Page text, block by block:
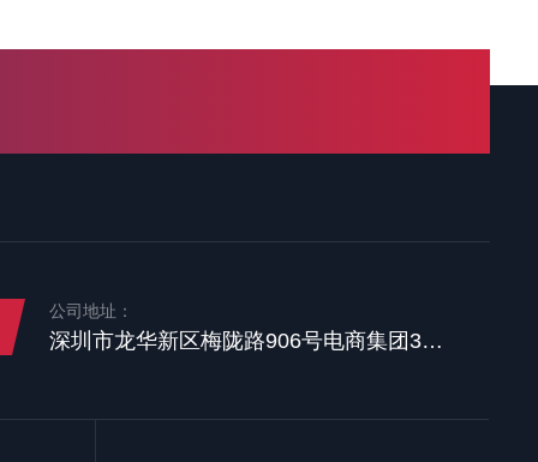
公司地址：
深圳市龙华新区梅陇路906号电商集团3楼整层